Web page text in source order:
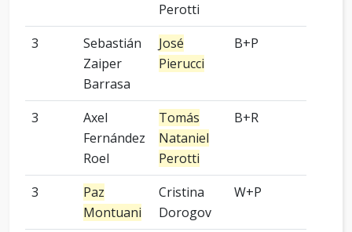
Perotti
3
Sebastián
Zaiper
Barrasa
José
Pierucci
B+P
3
Axel
Fernández
Roel
Tomás
Nataniel
Perotti
B+R
3
Paz
Montuani
Cristina
Dorogov
W+P